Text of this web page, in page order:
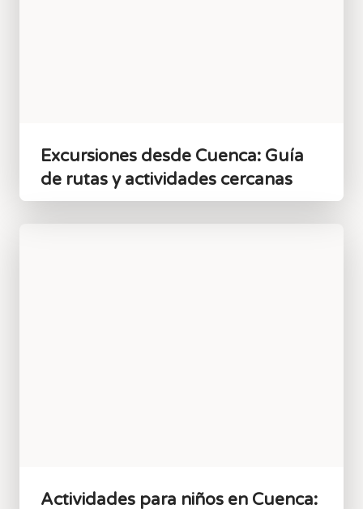
Excursiones desde Cuenca: Guía
de rutas y actividades cercanas
Actividades para niños en Cuenca: